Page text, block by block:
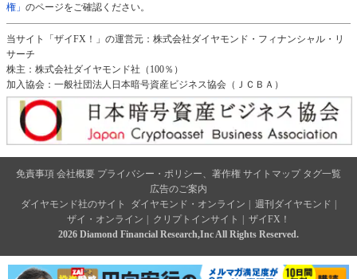
権」 のページをご確認ください。
当サイト「ザイFX！」の運営元：株式会社ダイヤモンド・フィナンシャル・リ
サーチ
株主：株式会社ダイヤモンド社（100％）
加入協会：一般社団法人日本暗号資産ビジネス協会（ＪＣＢＡ）
免責事項 会社概要 プライバシー・ポリシー、著作権 サイトマップ タグ一覧
広告のご案内
ダイヤモンド社のサイト
ダイヤモンド・オンライン 週刊ダイヤモンド
ザイ・オンライン
クリプトインサイト
ザイFX！
2026 Diamond Financial Research,Inc All Rights Reserved.